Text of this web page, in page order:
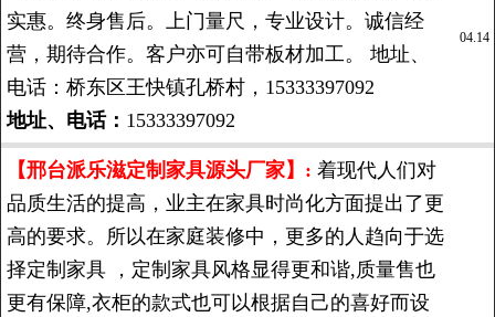
实惠。终身售后。上门量尺，专业设计。诚信经
营，期待合作。客户亦可自带板材加工。 地址、
电话：桥东区王快镇孔桥村，15333397092
地址、电话： 15333397092
04.14
【邢台派乐滋定制家具源头厂家】: 着现代人们对
品质生活的提高，业主在家具时尚化方面提出了更
高的要求。所以在家庭装修中，更多的人趋向于选
择定制家具 ，定制家具风格显得更和谐,质量售也
更有保障,衣柜的款式也可以根据自己的喜好而设